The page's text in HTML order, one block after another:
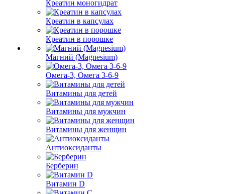
Креатин моногидрат
Креатин в капсулах
Креатин в порошке
Магний (Magnesium)
Омега-3, Омега 3-6-9
Витамины для детей
Витамины для мужчин
Витамины для женщин
Антиоксиданты
Берберин
Витамин D